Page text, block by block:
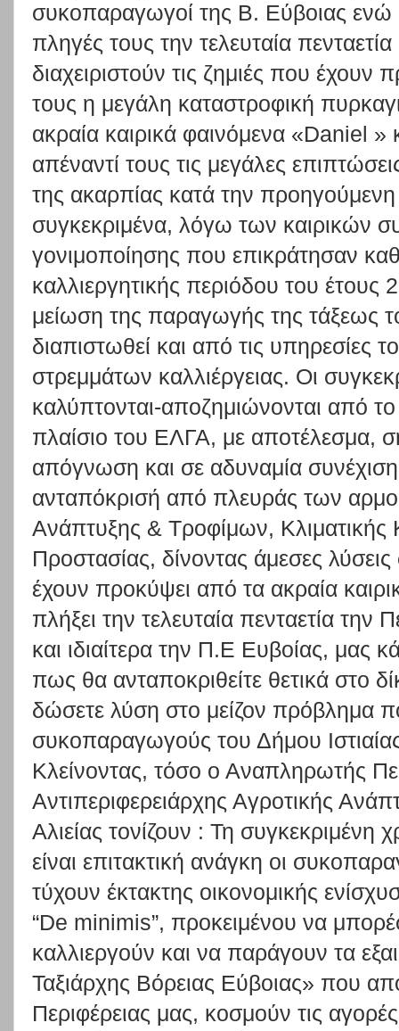
συκοπαραγωγοί της Β. Εύβοιας ενώ
πληγές τους την τελευταία
διαχειριστούν τις ζημιές που
τους η μεγάλη καταστροφική
ακραία καιρικά φαινόμενα «Daniel
απέναντί τους τις μεγάλες
της ακαρπίας κατά την προηγούμενη
συγκεκριμένα, λόγω των καιρικών
γονιμοποίησης που επικράτησαν
καλλιεργητικής περιόδου του
μείωση της παραγωγής της τάξεως
διαπιστωθεί και από τις
στρεμμάτων καλλιέργειας. Οι
καλύπτονται-αποζημιώνονται από το
πλαίσιο του ΕΛΓΑ, με αποτέλεσμα,
απόγνωση και σε αδυναμία
ανταπόκρισή από πλευράς των
Ανάπτυξης & Τροφίμων, Κλιματικής
Προστασίας, δίνοντας άμεσες
έχουν προκύψει από τα ακραία
πλήξει την τελευταία πενταετία την
και ιδιαίτερα την Π.Ε Ευβοίας, μας
πως θα ανταποκριθείτε θετικά στο
δώσετε λύση στο μείζον πρόβλημα
συκοπαραγωγούς του Δήμου
Κλείνοντας, τόσο ο Αναπληρωτής
Αντιπεριφερειάρχης Αγροτικής
Αλιείας τονίζουν : Τη συγκεκριμένη
είναι επιτακτική ανάγκη oι
τύχουν έκτακτης οικονομικής
“De minimis”, προκειμένου να
καλλιεργούν και να παράγουν τα
Ταξιάρχης Βόρειας Εύβοιας» που
Περιφέρειας μας, κοσμούν τις